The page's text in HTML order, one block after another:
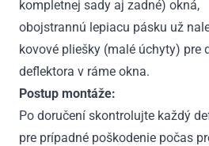
kompletnej sady aj zadné) okná,
obojstrannú lepiacu pásku už
kovové pliešky (malé úchyty) pre
deflektora v ráme okna.
Postup montáže:
Po doručení skontrolujte každý
pre prípadné poškodenie počas